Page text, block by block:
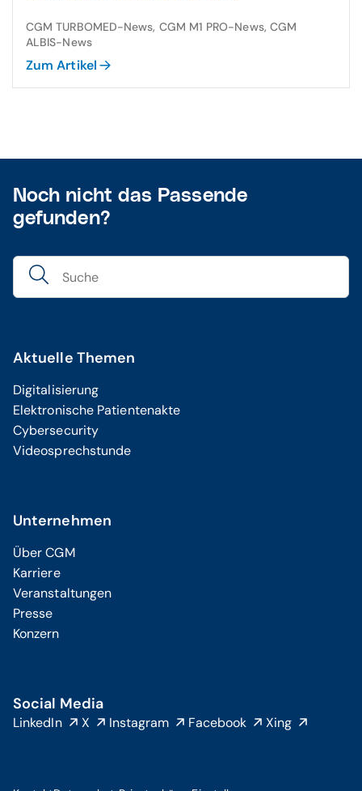
CGM TURBOMED-News, CGM M1 PRO-News, CGM
ALBIS-News
Zum Artikel
Noch nicht das Passende
gefunden?
Aktuelle Themen
Digitalisierung
Elektronische Patientenakte
Cybersecurity
Videosprechstunde
Unternehmen
Über CGM
Karriere
Veranstaltungen
Presse
Konzern
Social Media
LinkedIn X Instagram Facebook Xing